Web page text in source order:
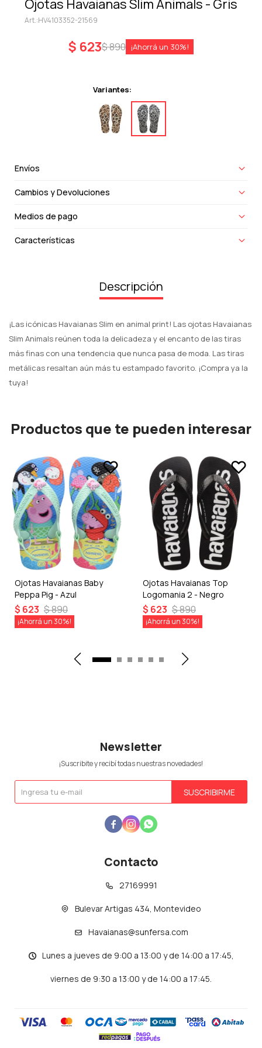
Ojotas Havaianas Slim Animals - Gris
HV4103352-21569
$ 623$890 30
Variantes:
Envíos
Cambios y Devoluciones
Medios de pago
Características
Descripción
¡Las icónicas Havaianas Slim en animal print! Las ojotas Havaianas
Slim Animals reúnen toda la delicadeza y el encanto de las tiras
más finas con una tendencia que nunca pasa de moda. Las tiras
metálicas resaltan aún más tu estampado favorito. ¡Compra ya la
tuya!
Productos que te pueden interesar
Ojotas Havaianas Baby
Peppa Pig - Azul
$ 623 $890
30
Ojotas Havaianas Top
Logomania 2 - Negro
$ 623 $890
30
Contacto
27169991
Bulevar Artigas 434, Montevideo
Havaianas@sunfersa.com
Lunes a jueves de 9:00 a 13:00 y de 14:00 a 17:45,
viernes de 9:30 a 13:00 y de 14:00 a 17:45.
Newsletter
¡Suscribite y recibí todas nuestras novedades!
SUSCRIBIRME
  